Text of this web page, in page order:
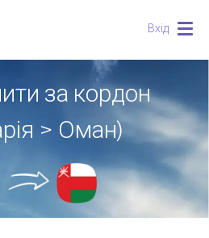
Вхід
за кордон
> Оман)